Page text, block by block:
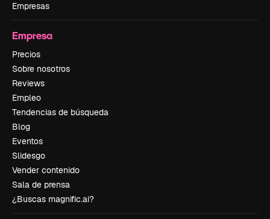
Empresas
Empresa
Precios
Sobre nosotros
Reviews
Empleo
Tendencias de búsqueda
Blog
Eventos
Slidesgo
Vender contenido
Sala de prensa
¿Buscas magnific.ai?